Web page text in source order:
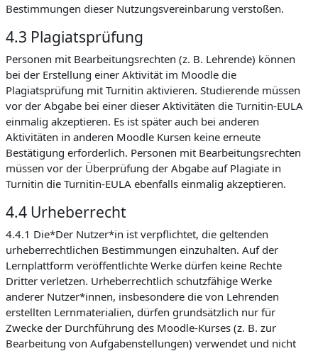
Bestimmungen dieser Nutzungsvereinbarung verstoßen.
4.3 Plagiatsprüfung
Personen mit Bearbeitungsrechten (z. B. Lehrende) können
bei der Erstellung einer Aktivität im Moodle die
Plagiatsprüfung mit Turnitin aktivieren. Studierende müssen
vor der Abgabe bei einer dieser Aktivitäten die Turnitin-EULA
einmalig akzeptieren. Es ist später auch bei anderen
Aktivitäten in anderen Moodle Kursen keine erneute
Bestätigung erforderlich. Personen mit Bearbeitungsrechten
müssen vor der Überprüfung der Abgabe auf Plagiate in
Turnitin die Turnitin-EULA ebenfalls einmalig akzeptieren.
4.4 Urheberrecht
4.4.1 Die*Der Nutzer*in ist verpflichtet, die geltenden
urheberrechtlichen Bestimmungen einzuhalten. Auf der
Lernplattform veröffentlichte Werke dürfen keine Rechte
Dritter verletzen. Urheberrechtlich schutzfähige Werke
anderer Nutzer*innen, insbesondere die von Lehrenden
erstellten Lernmaterialien, dürfen grundsätzlich nur für
Zwecke der Durchführung des Moodle-Kurses (z. B. zur
Bearbeitung von Aufgabenstellungen) verwendet und nicht